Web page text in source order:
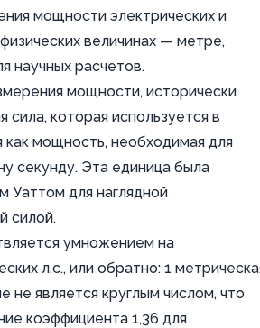
мощности электрических и
величинах — метре,
научных расчетов.
мощности, исторически
которая используется в
мощность, необходимая для
секунду. Эта единица была
Уаттом для наглядной
силой.
умножением на
л.с., или обратно: 1
не является круглым числом, что
коэффициента 1,36 для